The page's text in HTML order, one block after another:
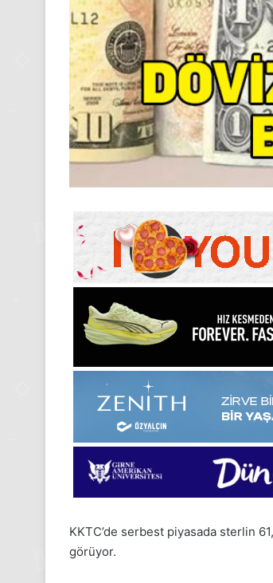
KKTC’de serbest piyasada sterlin
görüyor.